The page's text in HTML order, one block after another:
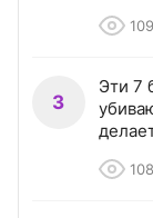
109
3
Эти 7
108